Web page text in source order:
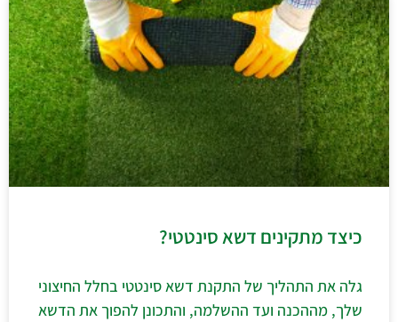
כיצד מתקינים דשא סינטטי?
גלה את התהליך של התקנת דשא סינטטי בחלל החיצוני
שלך, מההכנה ועד ההשלמה, והתכונן להפוך את הדשא